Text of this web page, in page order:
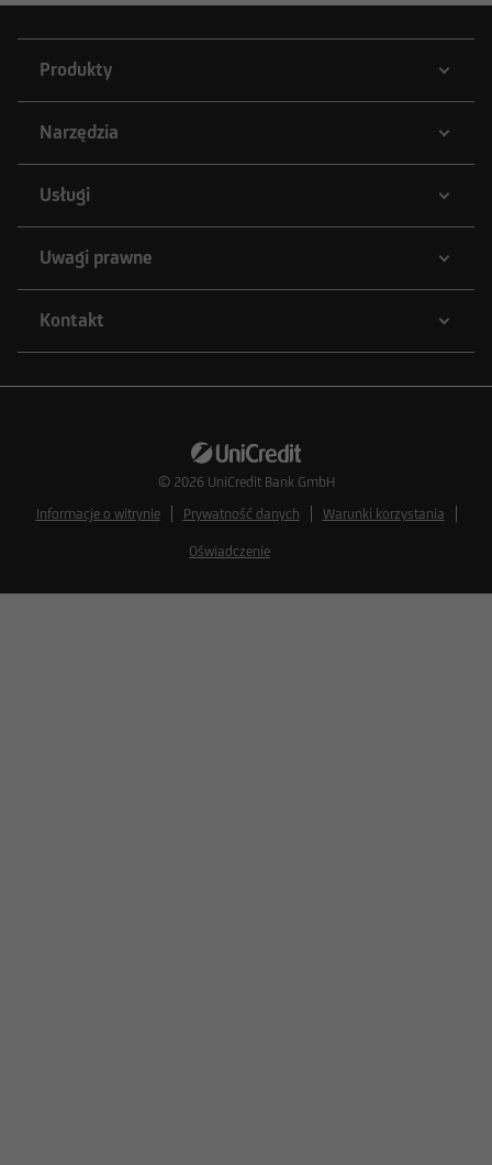
Produkty
Narzędzia
Usługi
Uwagi prawne
Kontakt
© 2026 UniCredit Bank GmbH
Informacje o witrynie
Prywatność danych Warunki korzystania
Oświadczenie